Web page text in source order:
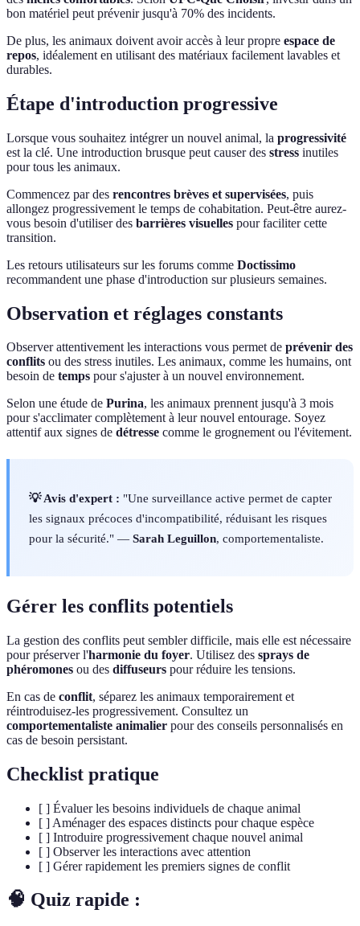
bon matériel peut prévenir jusqu'à 70% des incidents.
De plus, les animaux doivent avoir accès à leur propre espace de
repos, idéalement en utilisant des matériaux facilement lavables et
durables.
Étape d'introduction progressive
Lorsque vous souhaitez intégrer un nouvel animal, la progressivité
est la clé. Une introduction brusque peut causer des stress inutiles
pour tous les animaux.
Commencez par des rencontres brèves et supervisées, puis
allongez progressivement le temps de cohabitation. Peut-être aurez-
vous besoin d'utiliser des barrières visuelles pour faciliter cette
transition.
Les retours utilisateurs sur les forums comme Doctissimo
recommandent une phase d'introduction sur plusieurs semaines.
Observation et réglages constants
Observer attentivement les interactions vous permet de prévenir des
conflits ou des stress inutiles. Les animaux, comme les humains, ont
besoin de temps pour s'ajuster à un nouvel environnement.
Selon une étude de Purina, les animaux prennent jusqu'à 3 mois
pour s'acclimater complètement à leur nouvel entourage. Soyez
attentif aux signes de détresse comme le grognement ou l'évitement.
💡 Avis d'expert : "Une surveillance active permet de capter
les signaux précoces d'incompatibilité, réduisant les risques
pour la sécurité." — Sarah Leguillon, comportementaliste.
Gérer les conflits potentiels
La gestion des conflits peut sembler difficile, mais elle est nécessaire
pour préserver l'harmonie du foyer. Utilisez des sprays de
phéromones ou des diffuseurs pour réduire les tensions.
En cas de conflit, séparez les animaux temporairement et
réintroduisez-les progressivement. Consultez un
comportementaliste animalier pour des conseils personnalisés en
cas de besoin persistant.
Checklist pratique
[ ] Évaluer les besoins individuels de chaque animal
[ ] Aménager des espaces distincts pour chaque espèce
[ ] Introduire progressivement chaque nouvel animal
[ ] Observer les interactions avec attention
[ ] Gérer rapidement les premiers signes de conflit
🧠 Quiz rapide :